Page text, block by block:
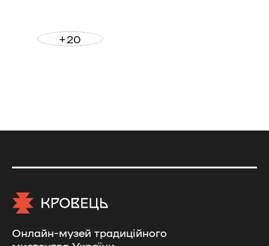
+20
Онлайн-музей традиційного